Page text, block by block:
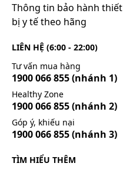
Thông tin bảo hành thiết
bị y tế theo hãng
LIÊN HỆ (6:00 - 22:00)
Tư vấn mua hàng
1900 066 855(nhánh 1)
Healthy Zone
1900 066 855(nhánh 2)
Góp ý, khiếu nại
1900 066 855(nhánh 3)
TÌM HIỂU THÊM